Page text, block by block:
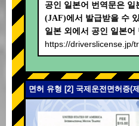
공인 일본어 번역문은 일
(JAF)에서 발급받을 수
일본 외에서 공인 일본어
https://driverslicense.jp/
면허 유형 [2] 국제운전면허증(